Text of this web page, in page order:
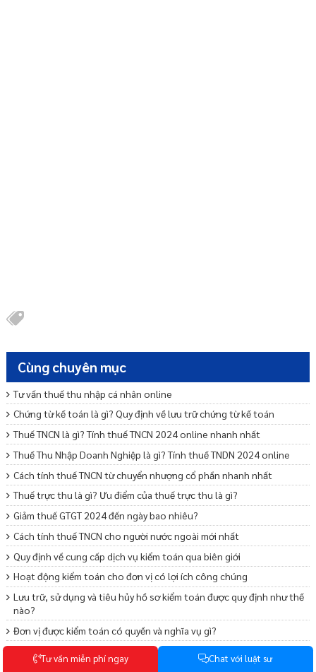
Cùng chuyên mục
Tư vấn thuế thu nhập cá nhân online
Chứng từ kế toán là gì? Quy định về lưu trữ chứng từ kế toán
Thuế TNCN là gì? Tính thuế TNCN 2024 online nhanh nhất
Thuế Thu Nhập Doanh Nghiệp là gì? Tính thuế TNDN 2024 online
Cách tính thuế TNCN từ chuyển nhượng cổ phần nhanh nhất
Thuế trực thu là gì? Ưu điểm của thuế trực thu là gì?
Giảm thuế GTGT 2024 đến ngày bao nhiêu?
Cách tính thuế TNCN cho người nước ngoài mới nhất
Quy định về cung cấp dịch vụ kiểm toán qua biên giới
Hoạt động kiểm toán cho đơn vị có lợi ích công chúng
Lưu trữ, sử dụng và tiêu hủy hồ sơ kiểm toán được quy định như thế
nào?
Đơn vị được kiểm toán có quyền và nghĩa vụ gì?
Trường hợp nào tạm ngừng, chấm dứt kinh doanh dịch vụ kiểm toán
Tưvấn miễn phíngay Chat với luật sư